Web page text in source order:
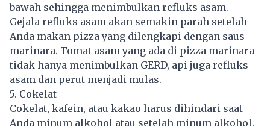
bawah sehingga menimbulkan refluks asam.
Gejala refluks asam akan semakin parah setelah
Anda makan pizza yang dilengkapi dengan saus
marinara. Tomat asam yang ada di pizza marinara
tidak hanya menimbulkan GERD, api juga refluks
asam dan perut menjadi mulas.
5. Cokelat
Cokelat, kafein, atau kakao harus dihindari saat
Anda minum alkohol atau setelah minum alkohol.